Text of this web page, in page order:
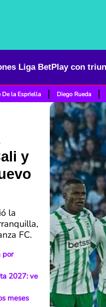
De la Espriella Diego Rueda
y
la
FC.
por
2027: ve
meses